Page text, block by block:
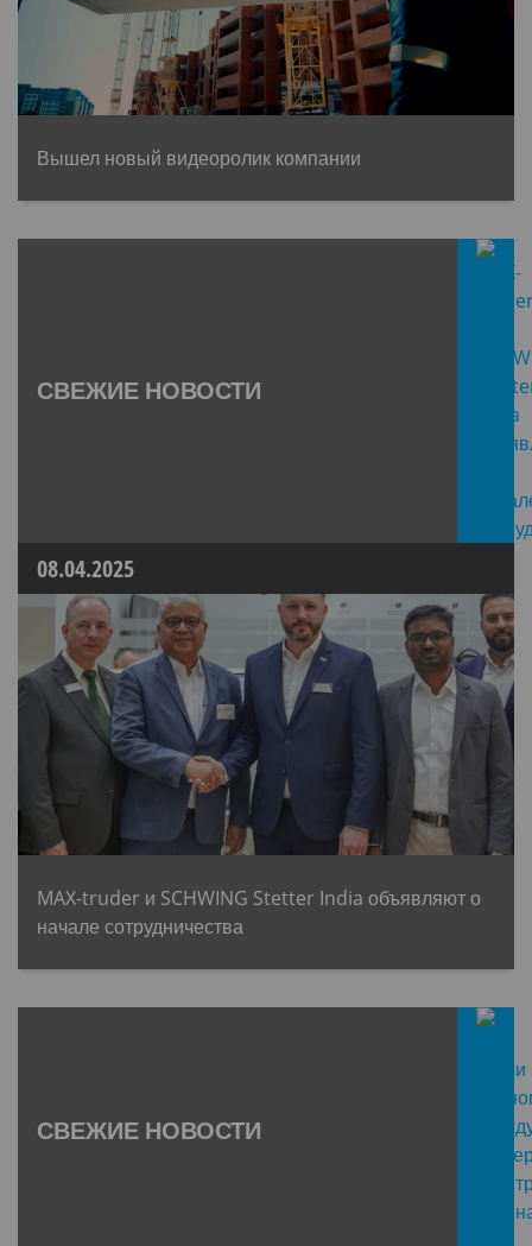
Вышел новый видеоролик компании
СВЕЖИЕ НОВОСТИ
08.04.2025
MAX-truder и SCHWING Stetter India объявляют о
начале сотрудничества
СВЕЖИЕ НОВОСТИ